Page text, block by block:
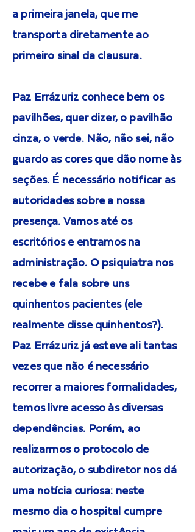
a primeira janela, que me
transporta diretamente ao
primeiro sinal da clausura.
Paz Errázuriz conhece bem os
pavilhões, quer dizer, o pavilhão
cinza, o verde. Não, não sei, não
guardo as cores que dão nome às
seções. É necessário notificar as
autoridades sobre a nossa
presença. Vamos até os
escritórios e entramos na
administração. O psiquiatra nos
recebe e fala sobre uns
quinhentos pacientes (ele
realmente disse quinhentos?).
Paz Errázuriz já esteve ali tantas
vezes que não é necessário
recorrer a maiores formalidades,
temos livre acesso às diversas
dependências. Porém, ao
realizarmos o protocolo de
autorização, o subdiretor nos dá
uma notícia curiosa: neste
mesmo dia o hospital cumpre